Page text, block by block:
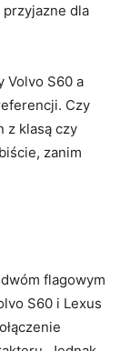
dla
Volvo S60 a‌
Czy⁣
z ‌klasą ⁤czy
zanim
flagowym
S60 i Lexus